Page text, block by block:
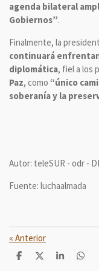
agenda bilateral
Gobiernos”.
Finalmente, la
continuará
diplomática, fiel a los
Paz, como “único
soberanía y la
Autor: teleSUR - odr -
Fuente: luchaalmada
« Anterior
C
C
C
C